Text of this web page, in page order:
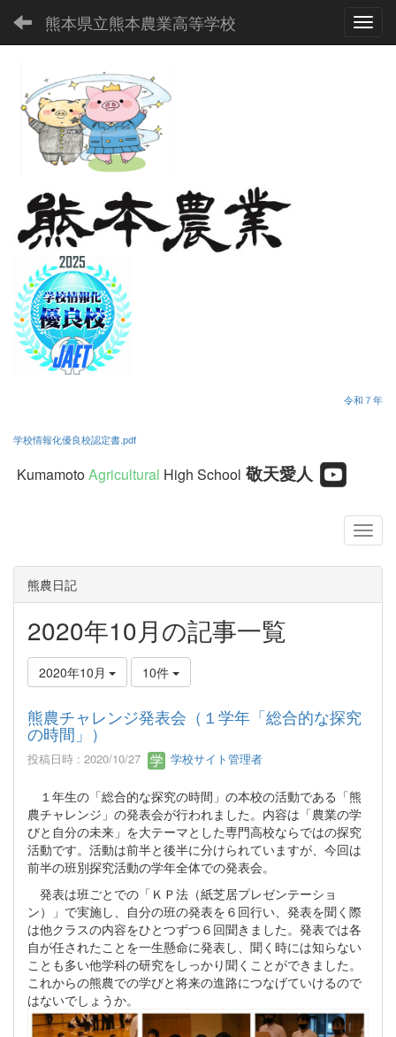
熊本県立熊本農業高等学校
令和７年
学校情報化優良校認定書.pdf
KumamotoAgricultural High School 敬天愛人
熊農日記
2020年10月の記事一覧
2020年10月 10件
熊農チャレンジ発表会（１学年「総合的な探究
の時間」）
投稿日時 : 2020/10/27 学校サイト管理者
１年生の「総合的な探究の時間」の本校の活動である「熊
農チャレンジ」の発表会が行われました。内容は「農業の学
びと自分の未来」を大テーマとした専門高校ならではの探究
活動です。活動は前半と後半に分けられていますが、今回は
前半の班別探究活動の学年全体での発表会。
発表は班ごとでの「ＫＰ法（紙芝居プレゼンテーショ
ン）」で実施し、自分の班の発表を６回行い、発表を聞く際
は他クラスの内容をひとつずつ６回聞きました。発表では各
自が任されたことを一生懸命に発表し、聞く時には知らない
ことも多い他学科の研究をしっかり聞くことができました。
これからの熊農での学びと将来の進路につなげていけるので
はないでしょうか。